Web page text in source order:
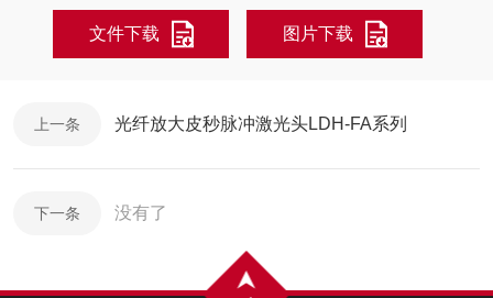
文件下载 图片下载
上一条 光纤放大皮秒脉冲激光头LDH-FA系列
下一条 没有了